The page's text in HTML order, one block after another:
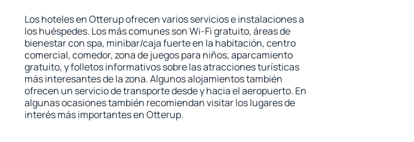
Los hoteles en Otterup ofrecen varios servicios e instalaciones a
los huéspedes. Los más comunes son Wi-Fi gratuito, áreas de
bienestar con spa, minibar/caja fuerte en la habitación, centro
comercial, comedor, zona de juegos para niños, aparcamiento
gratuito, y folletos informativos sobre las atracciones turísticas
más interesantes de la zona. Algunos alojamientos también
ofrecen un servicio de transporte desde y hacia el aeropuerto. En
algunas ocasiones también recomiendan visitar los lugares de
interés más importantes en Otterup.